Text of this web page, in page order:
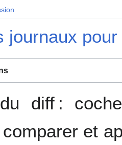
journaux
diff :
et